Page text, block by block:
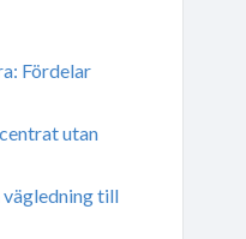
Fördelar
utan
vägledning till